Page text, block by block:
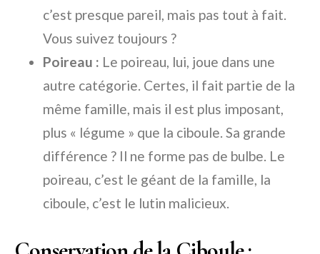
c’est presque pareil, mais pas tout à fait.
Vous suivez toujours ?
Poireau : Le poireau, lui, joue dans une
autre catégorie. Certes, il fait partie de la
même famille, mais il est plus imposant,
plus « légume » que la ciboule. Sa grande
différence ? Il ne forme pas de bulbe. Le
poireau, c’est le géant de la famille, la
ciboule, c’est le lutin malicieux.